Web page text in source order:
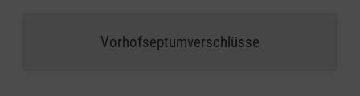
Vorhofseptumverschlüsse